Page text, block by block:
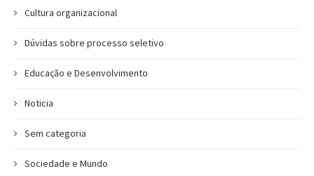
Cultura organizacional
Dúvidas sobre processo seletivo
Educação e Desenvolvimento
Noticia
Sem categoria
Sociedade e Mundo